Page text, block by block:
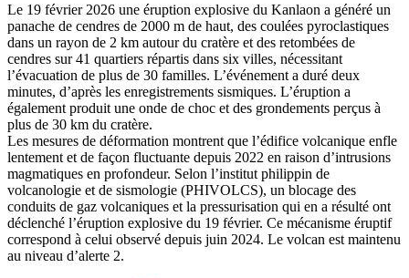
Le 19 février 2026 une éruption explosive du Kanlaon a généré un
panache de cendres de 2000 m de haut, des coulées pyroclastiques
dans un rayon de 2 km autour du cratère et des retombées de
cendres sur 41 quartiers répartis dans six villes, nécessitant
l’évacuation de plus de 30 familles. L’événement a duré deux
minutes, d’après les enregistrements sismiques. L’éruption a
également produit une onde de choc et des grondements perçus à
plus de 30 km du cratère.
Les mesures de déformation montrent que l’édifice volcanique enfle
lentement et de façon fluctuante depuis 2022 en raison d’intrusions
magmatiques en profondeur. Selon l’institut philippin de
volcanologie et de sismologie (PHIVOLCS), un blocage des
conduits de gaz volcaniques et la pressurisation qui en a résulté ont
déclenché l’éruption explosive du 19 février. Ce mécanisme éruptif
correspond à celui observé depuis juin 2024. Le volcan est maintenu
au niveau d’alerte 2.